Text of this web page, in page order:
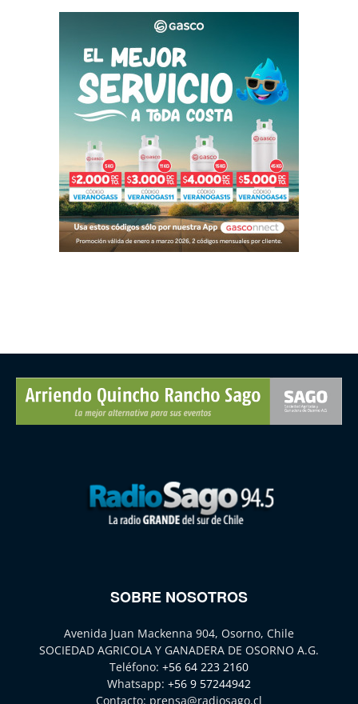
SOBRE NOSOTROS
Avenida Juan Mackenna 904, Osorno, Chile
SOCIEDAD AGRICOLA Y GANADERA DE OSORNO A.G.
Teléfono: +56 64 223 2160
Whatsapp: +56 9 57244942
Contacto: prensa@radiosago.cl